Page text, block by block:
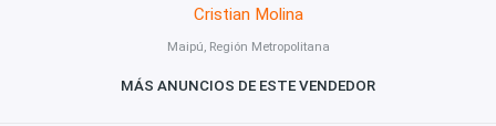
Cristian Molina
Maipú, Región Metropolitana
MÁS ANUNCIOS DE ESTE VENDEDOR